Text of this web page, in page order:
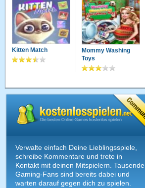
Kitten Match
Mommy Washing
Toys
Verwalte einfach Deine Lieblingsspiele,
schreibe Kommentare und trete in
Kontakt mit deinen Mitspielern. Tausende
Gaming-Fans sind bereits dabei und
warten darauf gegen dich zu spielen.